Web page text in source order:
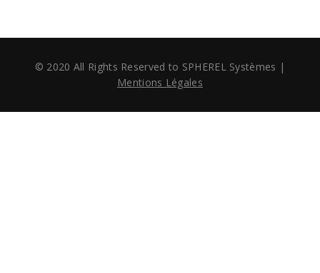
© 2020 All Rights Reserved to SPHEREL Systèmes |
Mentions Légales